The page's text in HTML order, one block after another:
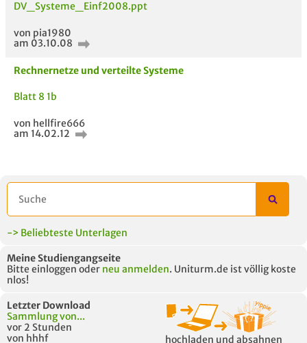
Module anderer Unis
DV_Systeme_Einf2008.ppt
von pia1980
am 03.10.08
Rechnernetze und verteilte Systeme
Blatt 8 1b
von hellfire666
am 14.02.12
-> Beliebteste Unterlagen
Meine Studiengangseite
Bitte einloggen oder neu anmelden. Uniturm.de ist völlig koste
nlos!
Letzter Download
Sammlung von...
vor 2 Stunden
von hhhf
hochladen und absahnen